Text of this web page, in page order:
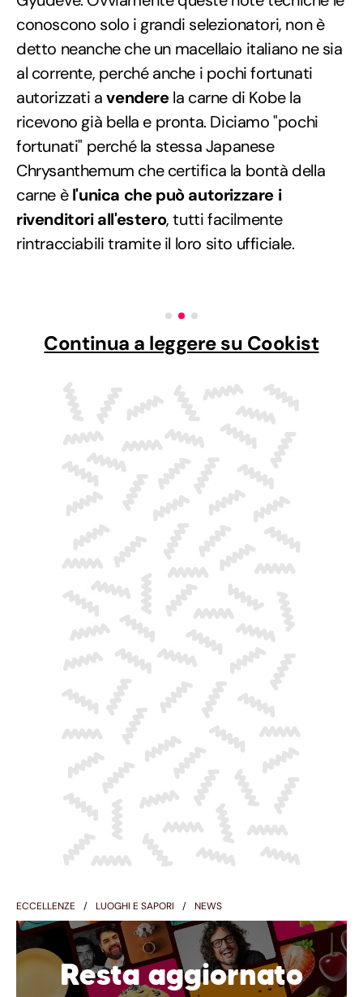
conoscono solo i grandi selezionatori, non è
detto neanche che un macellaio italiano ne sia
al corrente, perché anche i pochi fortunati
autorizzati avenderela carne di Kobe la
ricevono già bella e pronta. Diciamo "pochi
fortunati" perché la stessa Japanese
Chrysanthemum che certifica la bontà della
carne èl'unica che può autorizzare i
rivenditori all'estero, tutti facilmente
rintracciabili tramite il loro sito ufficiale.
Continua a leggere su Cookist
ECCELLENZE LUOGHI E SAPORI NEWS
Resta aggiornato